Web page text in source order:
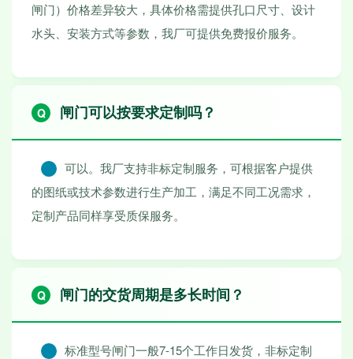
闸门）价格差异较大，具体价格需提供孔口尺寸、设计
水头、安装方式等参数，我厂可提供免费报价服务。
闸门可以按要求定制吗？
可以。我厂支持非标定制服务，可根据客户提供
的图纸或技术参数进行生产加工，满足不同工况需求，
定制产品同样享受质保服务。
闸门的交货周期是多长时间？
标准型号闸门一般7-15个工作日发货，非标定制